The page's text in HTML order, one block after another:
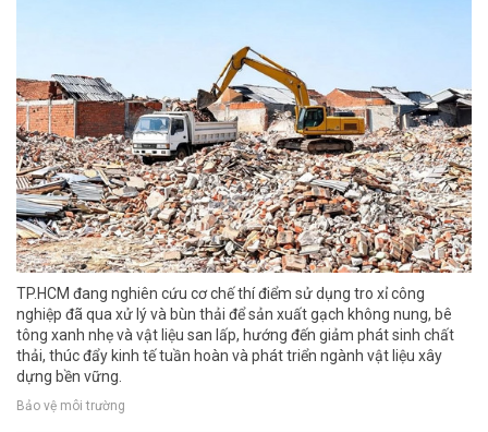
TP.HCM đang nghiên cứu cơ chế thí điểm sử dụng tro xỉ công
nghiệp đã qua xử lý và bùn thải để sản xuất gạch không nung, bê
tông xanh nhẹ và vật liệu san lấp, hướng đến giảm phát sinh chất
thải, thúc đẩy kinh tế tuần hoàn và phát triển ngành vật liệu xây
dựng bền vững.
Bảo vệ môi trường